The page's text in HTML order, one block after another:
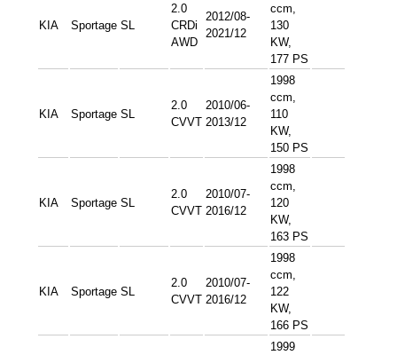
KIA Sportage SL
2.0
CRDi
AWD
2012/08-
2021/12
ccm,
130
KW,
177 PS
KIA Sportage SL
2.0
CVVT
2010/06-
2013/12
1998
ccm,
110
KW,
150 PS
KIA Sportage SL
2.0
CVVT
2010/07-
2016/12
1998
ccm,
120
KW,
163 PS
KIA Sportage SL
2.0
CVVT
2010/07-
2016/12
1998
ccm,
122
KW,
166 PS
1999